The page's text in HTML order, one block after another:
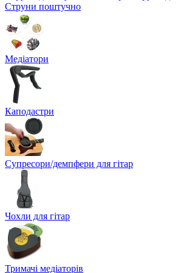
Струни поштучно
Медіатори
Каподастри
Супресори/демпфери для гітар
Чохли для гітар
Тримачі медіаторів